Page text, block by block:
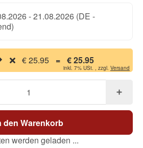
- 21.08.2026 (DE -
€ 25.95 = € 25.95
inkl. 7% USt. , zzgl. Versand
den Warenkorb
werden geladen ...